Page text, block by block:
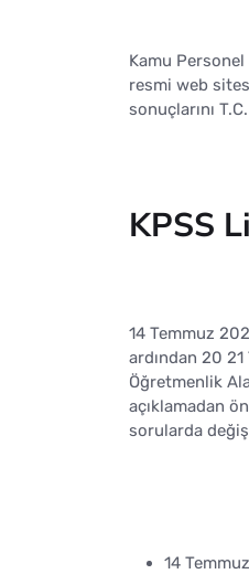
Kamu
resmi web
sonuçlarını
KPSS
14 Temmuz
ardından 20
Öğretmenlik
açıklamadan
sorularda
14